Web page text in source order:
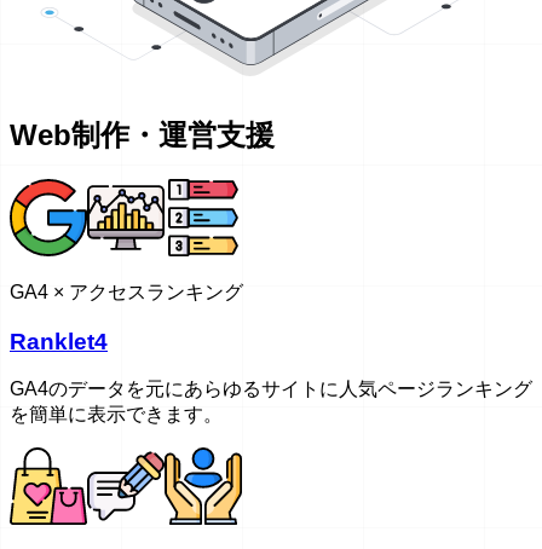
Web制作・運営支援
GA4 × アクセスランキング
Ranklet4
GA4のデータを元にあらゆるサイトに人気ページランキング
を簡単に表示できます。